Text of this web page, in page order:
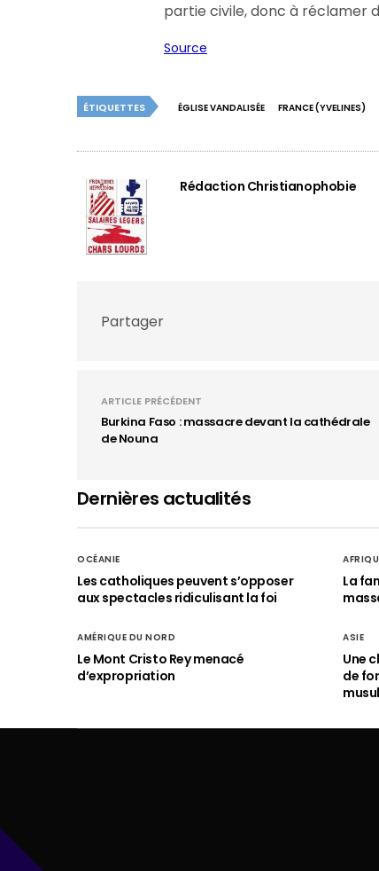
partie civile, donc à réclamer
Source
ÉTIQUETTES ÉGLISE VANDALISÉE FRANCE (YVELINES)
Rédaction Christianophobie
Partager
ARTICLE PRÉCÉDENT
Burkina Faso : massacre devant la cathédrale
de Nouna
Dernières actualités
OCÉANIE
Les catholiques peuvent s’opposer
aux spectacles ridiculisant la foi
La
AMÉRIQUE DU NORD
Le Mont Cristo Rey menacé
d’expropriation
ASIE
Une
de